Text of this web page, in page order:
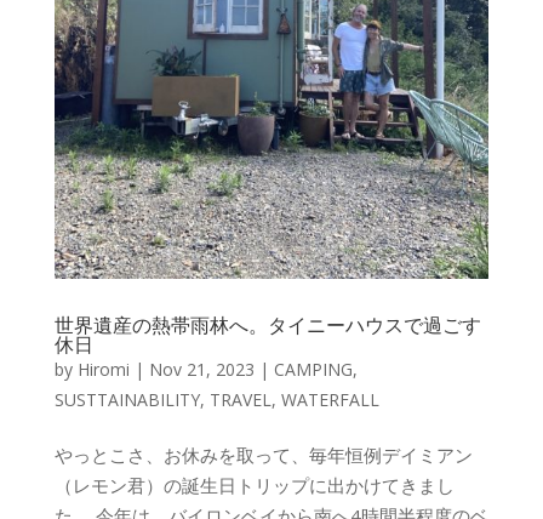
世界遺産の熱帯雨林へ。タイニーハウスで過ごす
休日
by Hiromi | Nov 21, 2023 | CAMPING,
SUSTTAINABILITY, TRAVEL, WATERFALL
やっとこさ、お休みを取って、毎年恒例デイミアン
（レモン君）の誕生日トリップに出かけてきまし